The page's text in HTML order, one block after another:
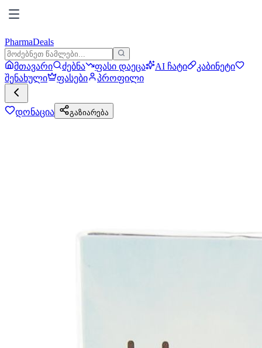
PharmaDeals
მთავარი ძებნა ფასი დაეცა AI ჩატი
კაბინეტი
შენახული
ფასები პროფილი
დონაცია გაზიარება